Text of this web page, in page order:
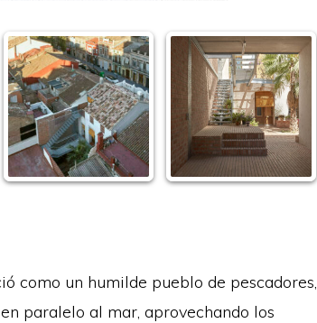
como un humilde pueblo de pescadores,
paralelo al mar, aprovechando los